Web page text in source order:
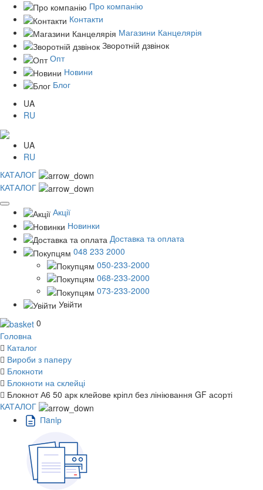
Про компанію
Контакти
Магазини Канцелярія
Зворотній дзвінок
Опт
Новини
Блог
UA
RU
UA
RU
КАТАЛОГ
КАТАЛОГ
Акції
Новинки
Доставка та оплата
048 233 2000
050-233-2000
068-233-2000
073-233-2000
Увійти
0
Головна
Каталог
Вироби з паперу
Блокноти
Блокноти на склейці
Блокнот А6 50 арк клейове кріпл без лініювання GF асорті
КАТАЛОГ
Пaпiр